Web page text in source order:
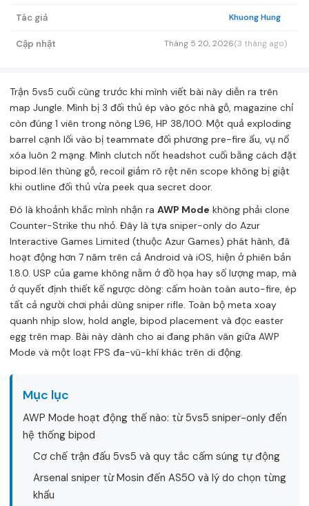
Tác giả Khuong Hung
Cập nhật Tháng 5 20, 2026(3 tháng ago)
Trận 5vs5 cuối cùng trước khi mình viết bài này diễn ra trên
map Jungle. Mình bị 3 đối thủ ép vào góc nhà gỗ, magazine chỉ
còn đúng 1 viên trong nòng L96, HP 38/100. Một quả exploding
barrel cạnh lối vào bị teammate đối phương pre-fire ẩu, vụ nổ
xóa luôn 2 mạng. Mình clutch nốt headshot cuối bằng cách đặt
bipod lên thùng gỗ, recoil giảm rõ rệt nên scope không bị giật
khi outline đối thủ vừa peek qua secret door.
Đó là khoảnh khắc mình nhận ra AWP Mode không phải clone
Counter-Strike thu nhỏ. Đây là tựa sniper-only do Azur
Interactive Games Limited (thuộc Azur Games) phát hành, đã
hoạt động hơn 7 năm trên cả Android và iOS, hiện ở phiên bản
1.8.0. USP của game không nằm ở đồ họa hay số lượng map, mà
ở quyết định thiết kế ngược dòng: cấm hoàn toàn auto-fire, ép
tất cả người chơi phải dùng sniper rifle. Toàn bộ meta xoay
quanh nhịp slow, hold angle, bipod placement và đọc easter
egg trên map. Bài này dành cho ai đang phân vân giữa AWP
Mode và một loạt FPS đa-vũ-khí khác trên di động.
Mục lục
AWP Mode hoạt động thế nào: từ 5vs5 sniper-only đến
hệ thống bipod
Cơ chế trận đấu 5vs5 và quy tắc cấm súng tự động
Arsenal sniper từ Mosin đến AS50 và lý do chọn từng
khẩu